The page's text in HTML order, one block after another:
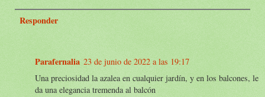
Responder
Parafernalia 23 de junio de 2022 a las 19:17
Una preciosidad la azalea en cualquier jardín, y en los balcones, le
da una elegancia tremenda al balcón